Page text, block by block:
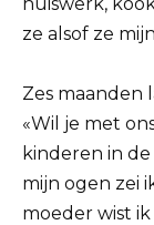
ze alsof ze
Zes maanden
«Wil je met
kinderen in
mijn ogen zei
moeder wist